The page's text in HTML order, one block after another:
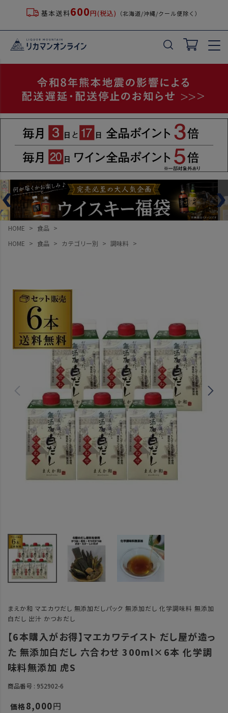
基本送料600円(税込) （北海道/沖縄/クール便除く）
HOME
食品
HOME
食品 カテゴリー別 調味料
まえか和 マエカワだし 無添加だしパック 無添加だし 化学調味料 無添加
白だし 出汁 かつおだし
【6本購入がお得】マエカワテイスト だし屋が造っ
た 無添加白だし 六合わせ 300ml×6本 化学調
味料無添加 虎S
商品番号 952902-6
8,000